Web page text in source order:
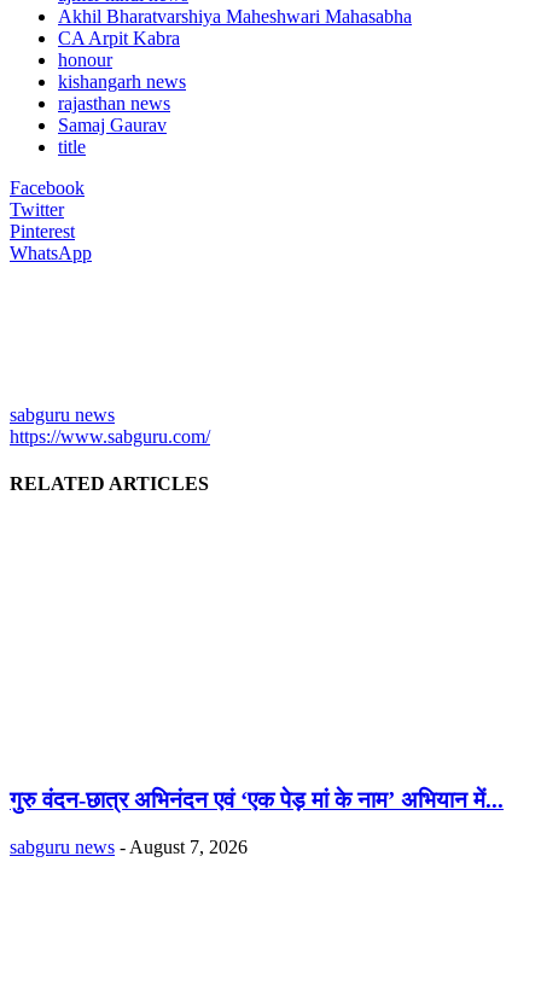
Akhil Bharatvarshiya Maheshwari Mahasabha
CA Arpit Kabra
honour
kishangarh news
rajasthan news
Samaj Gaurav
title
Facebook
Twitter
Pinterest
WhatsApp
sabguru news
https://www.sabguru.com/
RELATED ARTICLES
गुरु वंदन-छात्र अभिनंदन एवं ‘एक पेड़ मां के नाम’ अभियान में...
sabguru news - August 7, 2026